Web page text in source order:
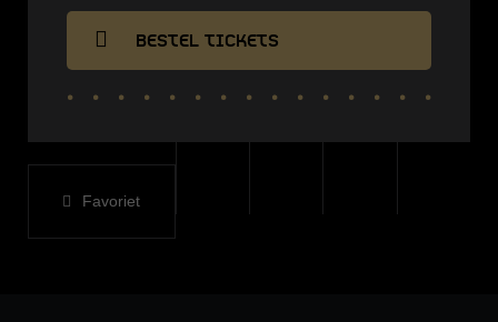
BESTEL TICKETS
Favoriet